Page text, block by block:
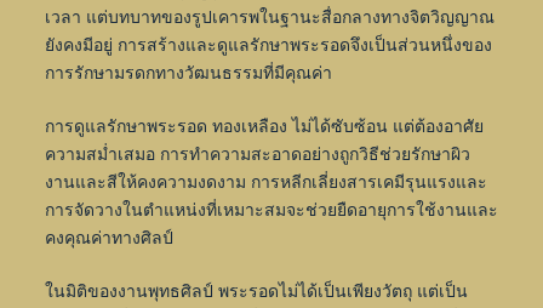
เวลา แต่บทบาทของรูปเคารพในฐานะสื่อกลางทางจิตวิญญาณ
ยังคงมีอยู่ การสร้างและดูแลรักษาพระรอดจึงเป็นส่วนหนึ่งของ
การรักษามรดกทางวัฒนธรรมที่มีคุณค่า
การดูแลรักษาพระรอด ทองเหลือง ไม่ได้ซับซ้อน แต่ต้องอาศัย
ความสม่ำเสมอ การทำความสะอาดอย่างถูกวิธีช่วยรักษาผิว
งานและสีให้คงความงดงาม การหลีกเลี่ยงสารเคมีรุนแรงและ
การจัดวางในตำแหน่งที่เหมาะสมจะช่วยยืดอายุการใช้งานและ
คงคุณค่าทางศิลป์
ในมิติของงานพุทธศิลป์ พระรอดไม่ได้เป็นเพียงวัตถุ แต่เป็น